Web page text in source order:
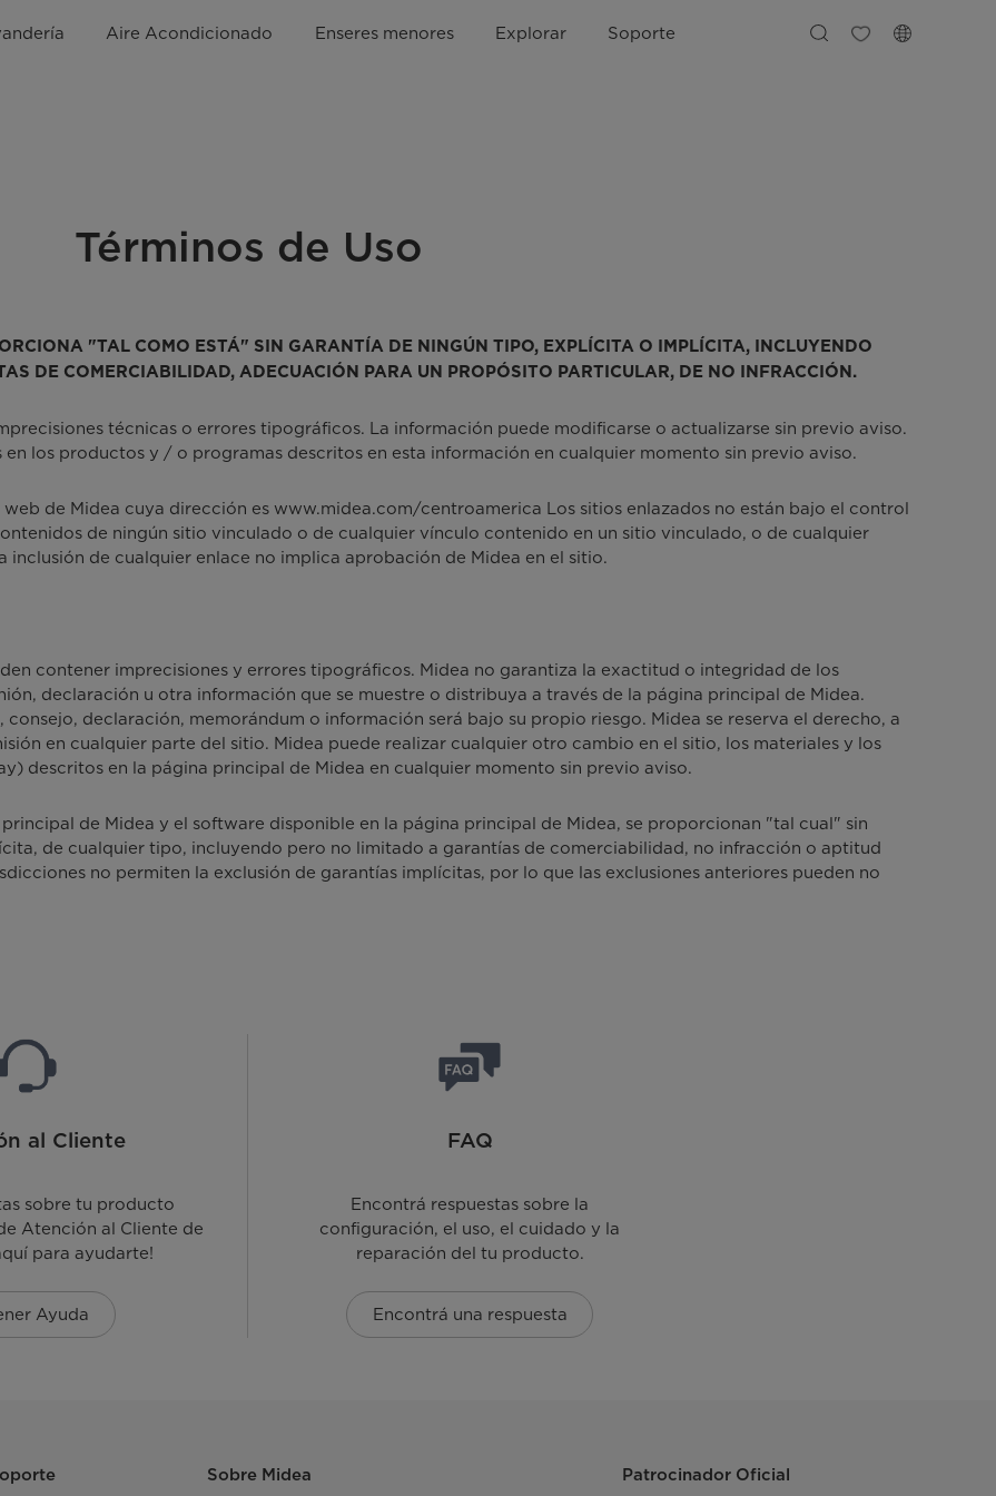
Aire Acondicionado Enseres menores Explorar Soporte
Términos de Uso
"TAL COMO ESTÁ" SIN GARANTÍA DE NINGÚN TIPO, EXPLÍCITA O IMPLÍCITA, INCLUYENDO
DE COMERCIABILIDAD, ADECUACIÓN PARA UN PROPÓSITO PARTICULAR, DE NO INFRACCIÓN.
técnicas o errores tipográficos. La información puede modificarse o actualizarse sin previo aviso.
los productos y / o programas descritos en esta información en cualquier momento sin previo aviso.
de Midea cuya dirección es www.midea.com/centroamerica Los sitios enlazados no están bajo el control
de ningún sitio vinculado o de cualquier vínculo contenido en un sitio vinculado, o de cualquier
inclusión de cualquier enlace no implica aprobación de Midea en el sitio.
contener imprecisiones y errores tipográficos. Midea no garantiza la exactitud o integridad de los
declaración u otra información que se muestre o distribuya a través de la página principal de Midea.
declaración, memorándum o información será bajo su propio riesgo. Midea se reserva el derecho, a
en cualquier parte del sitio. Midea puede realizar cualquier otro cambio en el sitio, los materiales y los
descritos en la página principal de Midea en cualquier momento sin previo aviso.
de Midea y el software disponible en la página principal de Midea, se proporcionan "tal cual" sin
de cualquier tipo, incluyendo pero no limitado a garantías de comerciabilidad, no infracción o aptitud
no permiten la exclusión de garantías implícitas, por lo que las exclusiones anteriores pueden no
al Cliente
sobre tu producto
Atención al Cliente de
para ayudarte!
Ayuda
FAQ
Encontrá respuestas sobre la
configuración, el uso, el cuidado y la
reparación del tu producto.
Encontrá una respuesta
Sobre Midea Patrocinador Oficial